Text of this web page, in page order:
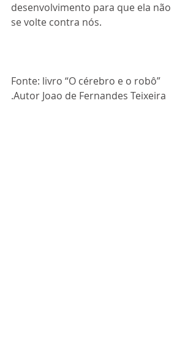
desenvolvimento para que ela não
se volte contra nós.
Fonte: livro “O cérebro e o robô”
.Autor Joao de Fernandes Teixeira